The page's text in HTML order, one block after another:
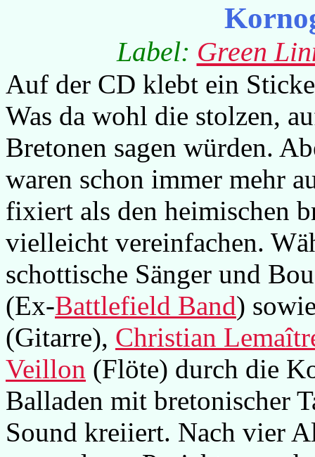
Label: Green
Auf der CD klebt ein
Was da wohl die stolzen,
Bretonen sagen würden.
waren schon immer mehr
fixiert als den heimischen
vielleicht vereinfachen.
schottische Sänger und
(Ex-Battlefield Band)
(Gitarre), Christian
Veillon (Flöte) durch die
Balladen mit bretonischer
Sound kreiiert. Nach vier